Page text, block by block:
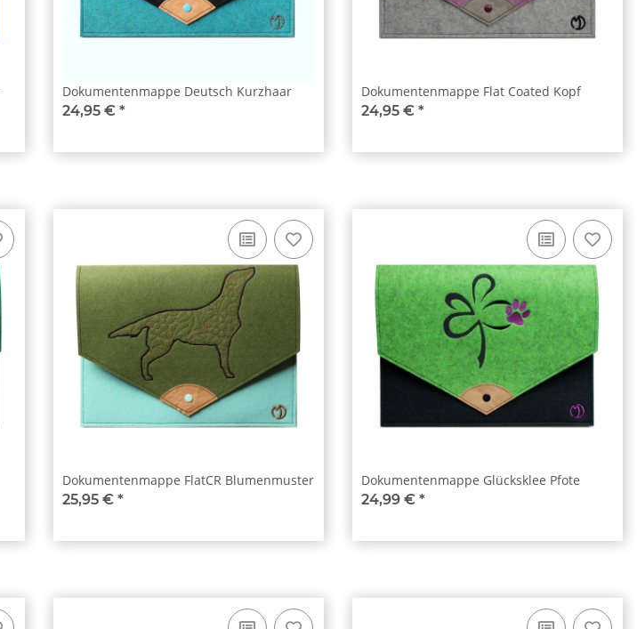
Dokumentenmappe Deutsch Kurzhaar
24,95 € *
Dokumentenmappe Flat Coated Kopf
24,95 € *
Dokumentenmappe FlatCR Blumenmuster
25,95 € *
Dokumentenmappe Glücksklee Pfote
24,99 € *